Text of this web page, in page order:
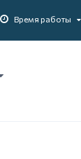
Время работы